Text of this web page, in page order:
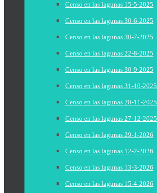
Censo en las lagunas 15-5-2025
Censo en las lagunas 30-6-2025
Censo en las lagunas 30-7-2025
Censo en las lagunas 22-8-2025
Censo en las lagunas 30-9-2025
Censo en las lagunas 31-10-2025
Censo en las lagunas 28-11-2025
Censo en las lagunas 27-12-2025
Censo en las lagunas 29-1-2026
Censo en las lagunas 12-2-2026
Censo en las lagunas 13-3-2026
Censo en las lagunas 15-4-2026